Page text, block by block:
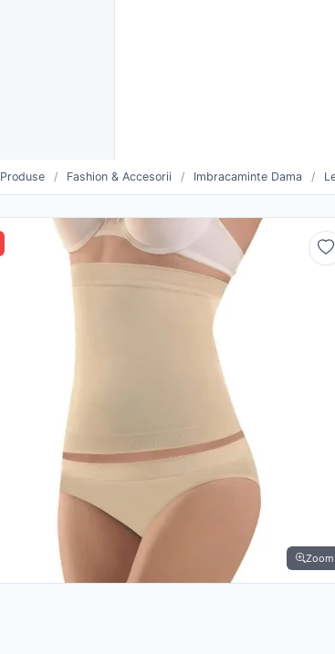
Produse / Fashion & Accesorii / Imbracaminte Dama /
Zoom